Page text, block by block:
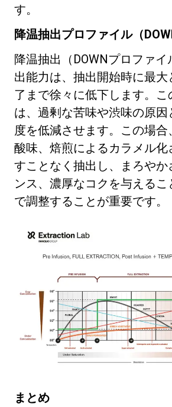
す。
降温抽出プロファイル（
降温抽出（DOWNプロファ
出能力は、抽出開始時に最大
了まで徐々に低下します。
は、過剰な苦味や渋味の原因
度を低減させます。この場
酸味、焙煎によるカラメル化
すことなく抽出し、まろやか
ンス、濃厚なコクを与えるこ
で調整することが重要です。
まとめ製品情報